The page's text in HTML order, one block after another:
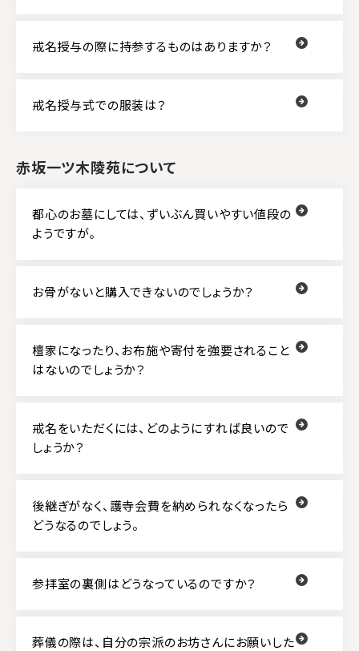
戒名授与の際に持参するものはありますか？
戒名授与式での服装は？
赤坂一ツ木陵苑について
都心のお墓にしては、ずいぶん買いやすい値段の
ようですが。
お骨がないと購入できないのでしょうか？
檀家になったり、お布施や寄付を強要されること
はないのでしょうか？
戒名をいただくには、どのようにすれば良いので
しょうか？
後継ぎがなく、護寺会費を納められなくなったら
どうなるのでしょう。
参拝室の裏側はどうなっているのですか？
葬儀の際は、自分の宗派のお坊さんにお願いした